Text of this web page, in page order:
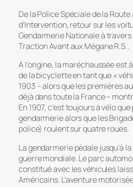
De la Police Spéciale de la
d’Intervention, retour sur les
Gendarmerie Nationale à
Traction Avant aux Mégane R.S..
A l’origine, la maréchaussée est
de la bicyclette en tant que «
1903 – alors que les premières
déjà dans toute la France –
En 1907, c’est toujours à vélo
gendarmerie alors que les
police) roulent sur quatre roues.
La gendarmerie pédale jusqu’à
guerre mondiale. Le parc
constitué avec les véhicules
Américains. L’aventure